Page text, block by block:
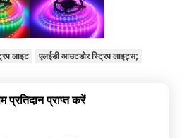
लाइट एलईडी आउटडोर स्ट्रिप लाइट्स;
प्रतिदान प्राप्त करें